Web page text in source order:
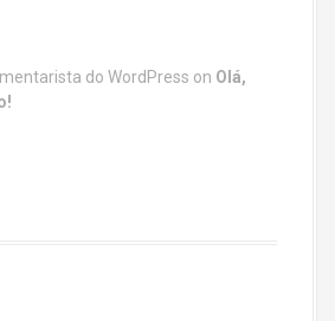
do WordPress on Olá,